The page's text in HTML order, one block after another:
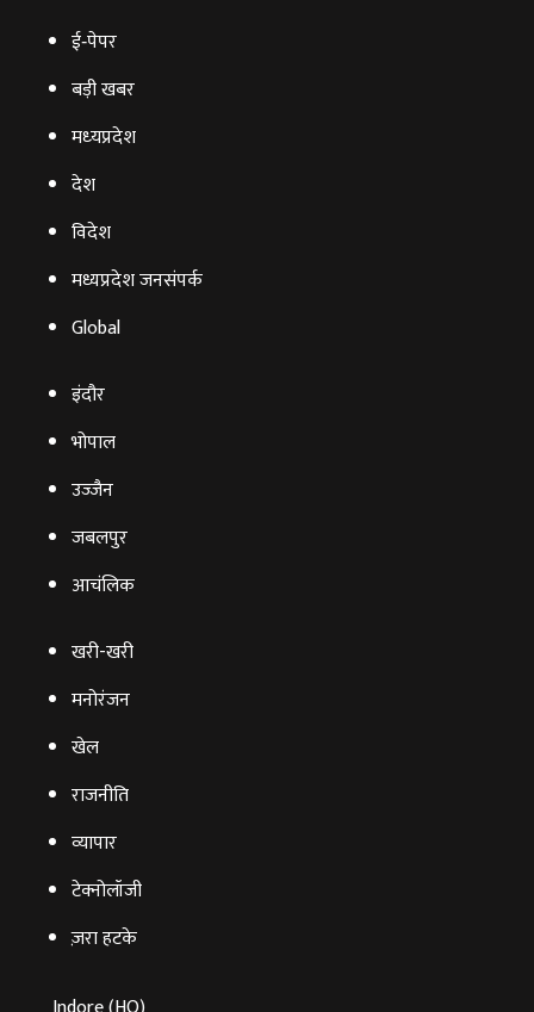
ई‑पेपर
बड़ी खबर
मध्‍यप्रदेश
देश
विदेश
मध्यप्रदेश जनसंपर्क
Global
इंदौर
भोपाल
उज्‍जैन
जबलपुर
आचंलिक
खरी-खरी
मनोरंजन
खेल
राजनीति
व्‍यापार
टेक्‍नोलॉजी
ज़रा हटके